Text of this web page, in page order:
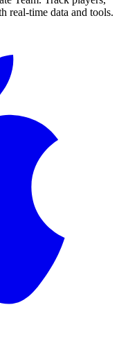
real-time data and tools.